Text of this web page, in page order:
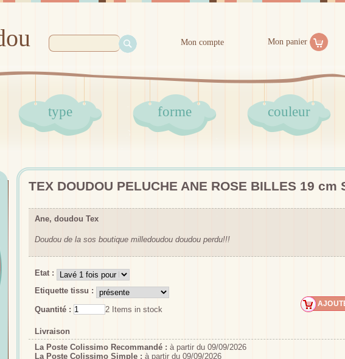
Mon compte Mon panier
type forme couleur
TEX DOUDOU PELUCHE ANE ROSE BILLES 19 cm
Ane, doudou Tex
Doudou de la sos boutique milledoudou doudou perdu!!!
Etat :
Etiquette tissu :
Quantité : 2 Items in stock
Livraison
La Poste Colissimo Recommandé : à partir du 09/09/2026
La Poste Colissimo Simple : à partir du 09/09/2026